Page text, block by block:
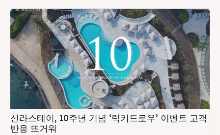
신라스테이, 10주년 기념 ‘럭키드로우’ 이벤트 고객
반응 뜨거워